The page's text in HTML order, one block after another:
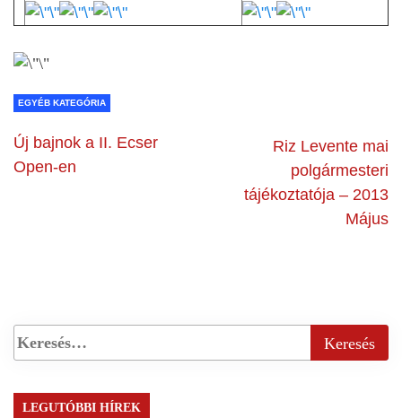
EGYÉB KATEGÓRIA
Új bajnok a II. Ecser
Open-en
Riz Levente mai
polgármesteri
tájékoztatója – 2013
Május
LEGUTÓBBI HÍREK